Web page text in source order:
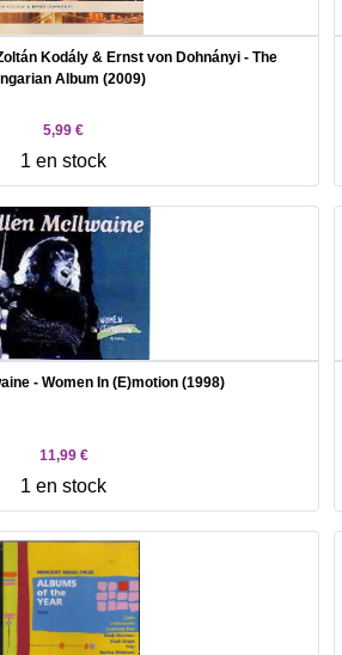
Kodály & Ernst von Dohnányi - The
Album (2009)
5,99 €
1 en stock
- Women In (E)motion (1998)
11,99 €
1 en stock